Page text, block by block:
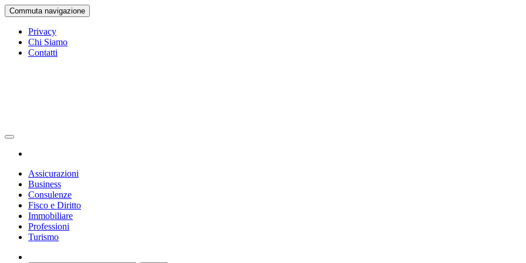
Vai
al
contenuto
Commuta navigazione
Privacy
Chi Siamo
Contatti
Assicurazioni
Business
Consulenze
Fisco e Diritto
Immobiliare
Professioni
Turismo